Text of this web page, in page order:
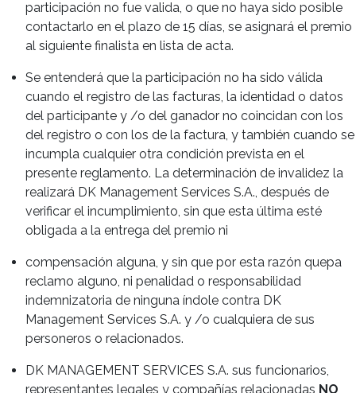
participación no fue valida, o que no haya sido posible
contactarlo en el plazo de 15 días, se asignará el premio
al siguiente finalista en lista de acta.
Se entenderá que la participación no ha sido válida
cuando el registro de las facturas, la identidad o datos
del participante y /o del ganador no coincidan con los
del registro o con los de la factura, y también cuando se
incumpla cualquier otra condición prevista en el
presente reglamento. La determinación de invalidez la
realizará DK Management Services S.A., después de
verificar el incumplimiento, sin que esta última esté
obligada a la entrega del premio ni
compensación alguna, y sin que por esta razón quepa
reclamo alguno, ni penalidad o responsabilidad
indemnizatoria de ninguna índole contra DK
Management Services S.A. y /o cualquiera de sus
personeros o relacionados.
DK MANAGEMENT SERVICES S.A. sus funcionarios,
representantes legales y compañías relacionadas NO